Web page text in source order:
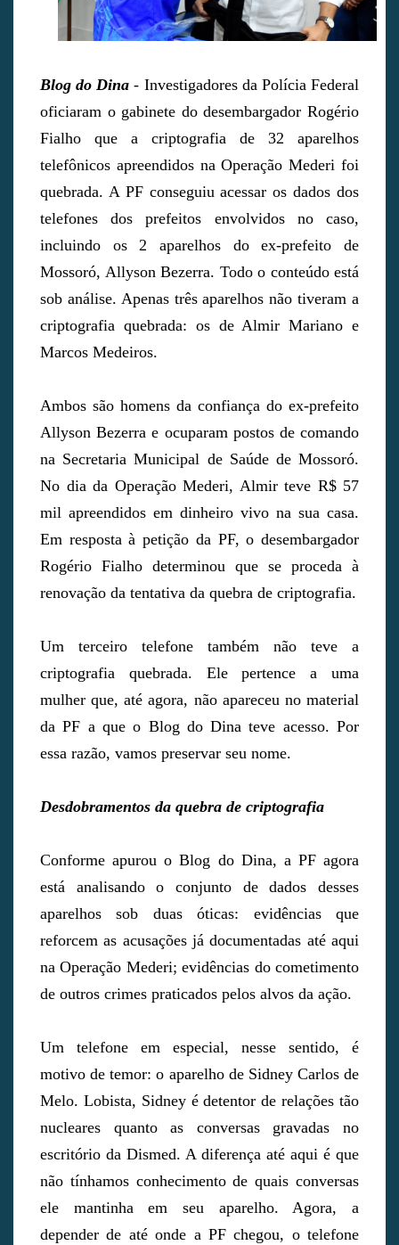
Blog do Dina - Investigadores da Polícia Federal
oficiaram o gabinete do desembargador Rogério
Fialho que a criptografia de 32 aparelhos
telefônicos apreendidos na Operação Mederi foi
quebrada. A PF conseguiu acessar os dados dos
telefones dos prefeitos envolvidos no caso,
incluindo os 2 aparelhos do ex-prefeito de
Mossoró, Allyson Bezerra. Todo o conteúdo está
sob análise. Apenas três aparelhos não tiveram a
criptografia quebrada: os de Almir Mariano e
Marcos Medeiros.
Ambos são homens da confiança do ex-prefeito
Allyson Bezerra e ocuparam postos de comando
na Secretaria Municipal de Saúde de Mossoró.
No dia da Operação Mederi, Almir teve R$ 57
mil apreendidos em dinheiro vivo na sua casa.
Em resposta à petição da PF, o desembargador
Rogério Fialho determinou que se proceda à
renovação da tentativa da quebra de criptografia.
Um terceiro telefone também não teve a
criptografia quebrada. Ele pertence a uma
mulher que, até agora, não apareceu no material
da PF a que o Blog do Dina teve acesso. Por
essa razão, vamos preservar seu nome.
Desdobramentos da quebra de criptografia
Conforme apurou o Blog do Dina, a PF agora
está analisando o conjunto de dados desses
aparelhos sob duas óticas: evidências que
reforcem as acusações já documentadas até aqui
na Operação Mederi; evidências do cometimento
de outros crimes praticados pelos alvos da ação.
Um telefone em especial, nesse sentido, é
motivo de temor: o aparelho de Sidney Carlos de
Melo. Lobista, Sidney é detentor de relações tão
nucleares quanto as conversas gravadas no
escritório da Dismed. A diferença até aqui é que
não tínhamos conhecimento de quais conversas
ele mantinha em seu aparelho. Agora, a
depender de até onde a PF chegou, o telefone